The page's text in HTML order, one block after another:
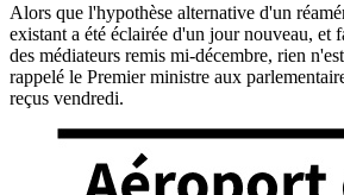
Alors que l'hypothèse alternative d'un
existant a été éclairée d'un jour nouveau, et
des médiateurs remis mi-décembre, rien
rappelé le Premier ministre aux
reçus vendredi.